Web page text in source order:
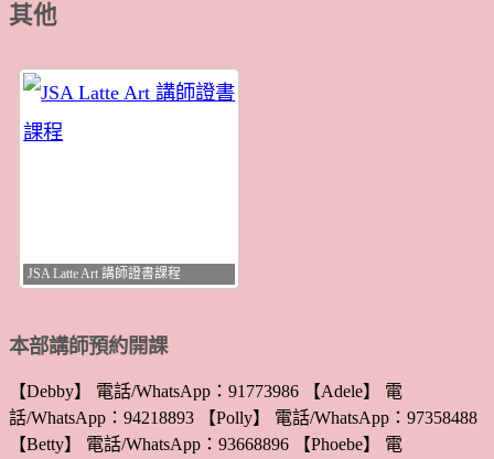
其他
JSA Latte Art 講師證書課程
本部講師預約開課
【Debby】 電話/WhatsApp：91773986 【Adele】 電
話/WhatsApp：94218893 【Polly】 電話/WhatsApp：97358488
【Betty】 電話/WhatsApp：93668896 【Phoebe】 電